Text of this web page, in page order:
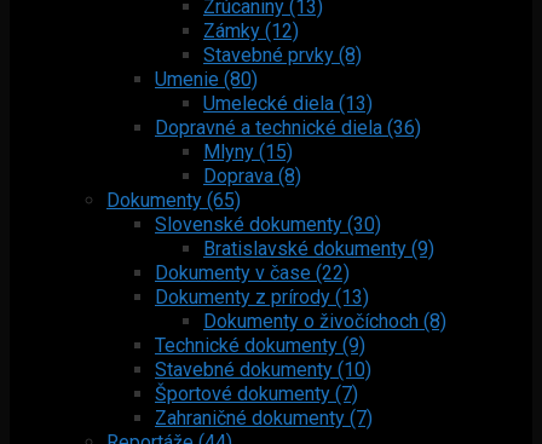
Zrúcaniny (13)
Zámky (12)
Stavebné prvky (8)
Umenie (80)
Umelecké diela (13)
Dopravné a technické diela (36)
Mlyny (15)
Doprava (8)
Dokumenty (65)
Slovenské dokumenty (30)
Bratislavské dokumenty (9)
Dokumenty v čase (22)
Dokumenty z prírody (13)
Dokumenty o živočíchoch (8)
Technické dokumenty (9)
Stavebné dokumenty (10)
Športové dokumenty (7)
Zahraničné dokumenty (7)